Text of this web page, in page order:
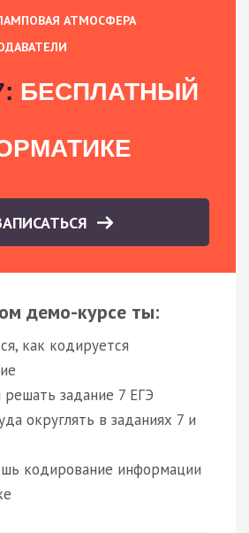
АТМОСФЕРА
БЕСПЛАТНЫЙ
демо-курсе ты:
как кодируется
решать задание 7 ЕГЭ
округлять в заданиях 7 и
кодирование информации